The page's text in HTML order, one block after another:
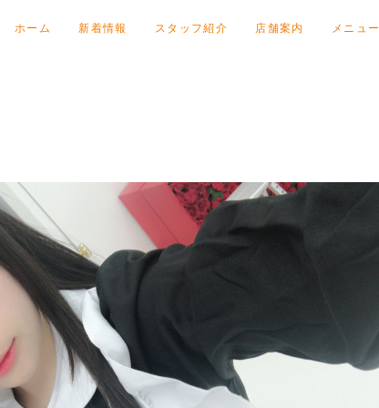
ホーム 新着情報 スタッフ紹介 店舗案内 メニュー